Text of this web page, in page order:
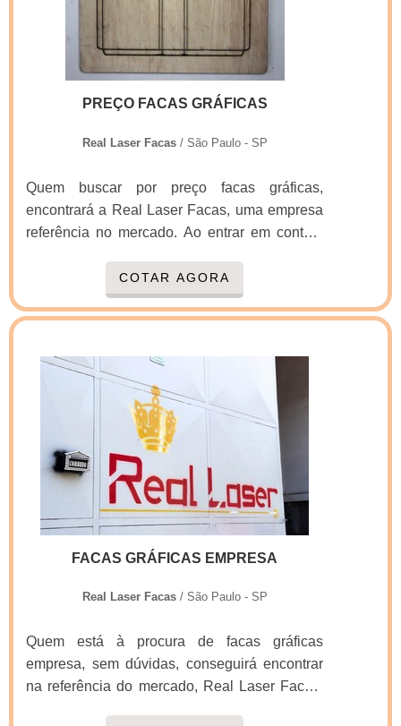
PREÇO FACAS GRÁFICAS
Real Laser Facas / São Paulo - SP
Quem buscar por preço facas gráficas,
encontrará a Real Laser Facas, uma empresa
referência no mercado. Ao entrar em contato
ramo, o cliente receberá um suporte completo
para sanar eventuais dúvidas sobre o produto
a ser adquirido.MAIS INFORMAÇÕES
alguém buscar por preço facas gráficas em
uma empresa responsável, conseguirá
encontrar o site da Real Laser Facas. Uma
companhia com alto know-how em faca gráfica
manual e facas para embalagens que oferece
o que há de melhor em tecnologia ao
cliente.Ainda com uma visão analítica sobre
preço facas gráficas, mais do que visar apenas
lucratividade, deve oferecer produtos e
serviços que tenham ótima qualidade e
assertividade, pequenos detalhes, mas de
seriedade da empresa.É importante lembrar
que o produto deve sempre ser adquirido com
companhias especializadas no segmento.
COTAR AGORA
FACAS GRÁFICAS EMPRESA
Real Laser Facas / São Paulo - SP
Quem está à procura de facas gráficas
empresa, sem dúvidas, conseguirá encontrar
na referência do mercado, Real Laser Facas.